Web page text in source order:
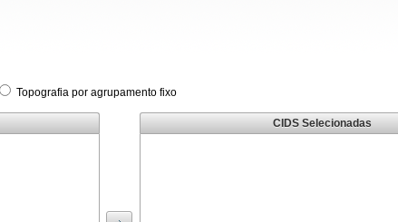
Topografia por agrupamento fixo
CIDS Selecionadas